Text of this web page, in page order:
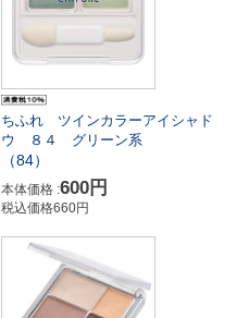
ちふれ ツインカラーアイシャド
ウ ８４ グリーン系
（84）
本体価格 :600円
税込価格660円